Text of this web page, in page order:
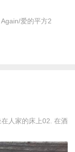
爱的平方2
人家的床上02. 在酒